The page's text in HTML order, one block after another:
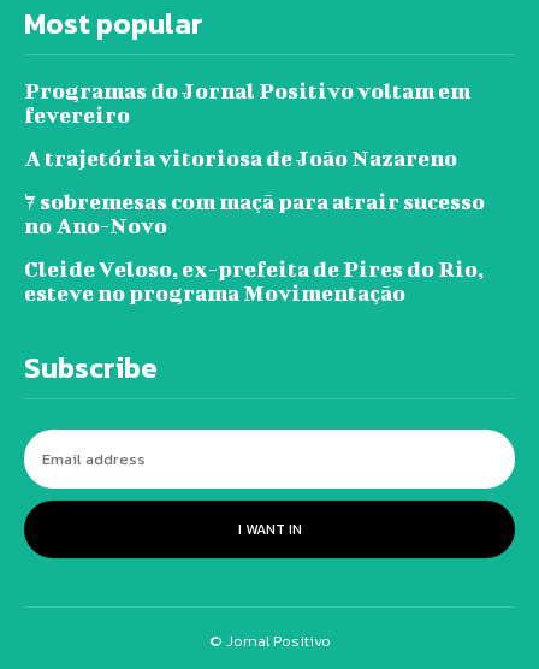
Most popular
Programas do Jornal Positivo voltam em
fevereiro
A trajetória vitoriosa de João Nazareno
7 sobremesas com maçã para atrair sucesso
no Ano-Novo
Cleide Veloso, ex-prefeita de Pires do Rio,
esteve no programa Movimentação
Subscribe
I WANT IN
© Jornal Positivo